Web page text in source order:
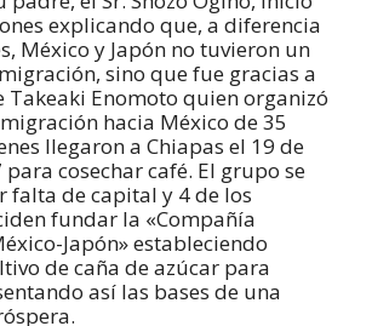
explicando que, a diferencia
México y Japón no tuvieron un
sino que fue gracias a
Takeaki Enomoto quien organizó
hacia México de 35
llegaron a Chiapas el 19 de
cosechar café. El grupo se
falta de capital y 4 de los
fundar la «Compañía
Japón» estableciendo
de caña de azúcar para
así las bases de una